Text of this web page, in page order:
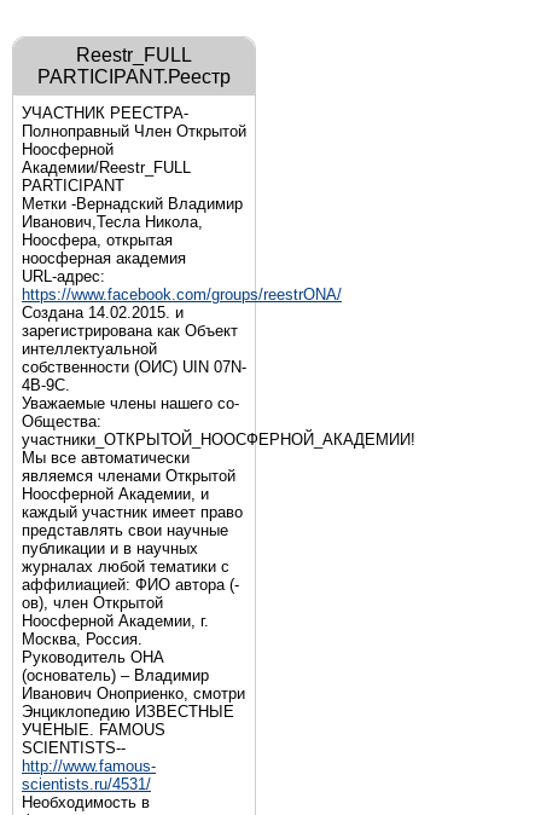
Reestr_FULL
PARTICIPANT.Реестр
УЧАСТНИК РЕЕСТРА-
Полноправный Член Открытой
Ноосферной
Академии/Reestr_FULL
PARTICIPANT
Метки -Вернадский Владимир
Иванович,Тесла Никола,
Ноосфера, открытая
ноосферная академия
URL-адрес:
https://www.facebook.com/groups/reestrONA/
Создана 14.02.2015. и
зарегистрирована как Объект
интеллектуальной
собственности (ОИС) UIN 07N-
4B-9C.
Уважаемые члены нашего со-
Общества:
участники_ОТКРЫТОЙ_НООСФЕРНОЙ_АКАДЕМИИ!
Мы все автоматически
являемся членами Открытой
Ноосферной Академии, и
каждый участник имеет право
представлять свои научные
публикации и в научных
журналах любой тематики с
аффилиацией: ФИО автора (-
ов), член Открытой
Ноосферной Академии, г.
Москва, Россия.
Руководитель ОНА
(основатель) – Владимир
Иванович Оноприенко, смотри
Энциклопедию ИЗВЕСТНЫЕ
УЧЕНЫЕ. FAMOUS
SCIENTISTS--
http://www.famous-
scientists.ru/4531/
Необходимость в